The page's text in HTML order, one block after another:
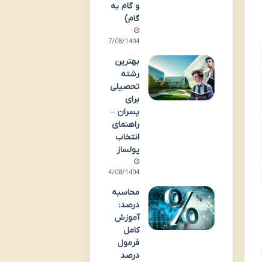
و گام به
گام)
17/08/1404
بهترین
رشته
تحصیلی
برای
پسران –
راهنمای
انتخاب
پولساز
14/08/1404
محاسبه
درصد:
آموزش
کامل
فرمول
درصد